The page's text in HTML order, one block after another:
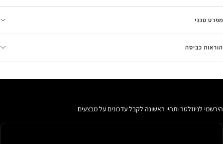
מפרט טכני
הוראות כביסה
הירשמי לניוזלטר ותהיי ראשונה לקבל עדכונים על מבצעים